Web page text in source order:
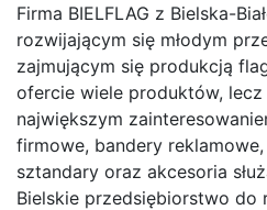
Firma BIELFLAG z Bielska-
rozwijającym się młodym
zajmującym się produkcją
ofercie wiele produktów, lecz
największym
firmowe, bandery
sztandary oraz akcesoria
Bielskie przedsiębiorstwo do